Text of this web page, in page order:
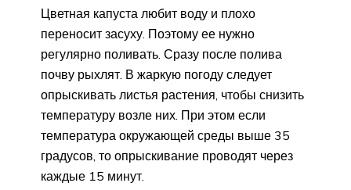
Цветная капуста любит воду и плохо
переносит засуху. Поэтому ее нужно
регулярно поливать. Сразу после полива
почву рыхлят. В жаркую погоду следует
опрыскивать листья растения, чтобы снизить
температуру возле них. При этом если
температура окружающей среды выше 35
градусов, то опрыскивание проводят через
каждые 15 минут.